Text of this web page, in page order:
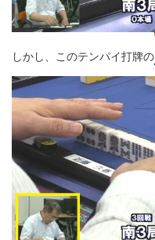
しかし、このテンパイ打牌の